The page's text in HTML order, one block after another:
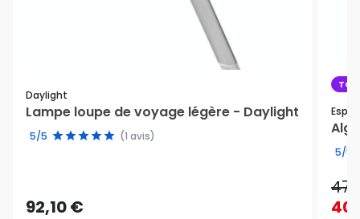
Daylight
Lampe loupe de voyage légère - Daylight
5/5 (1 avis)
92,10 €
5/5